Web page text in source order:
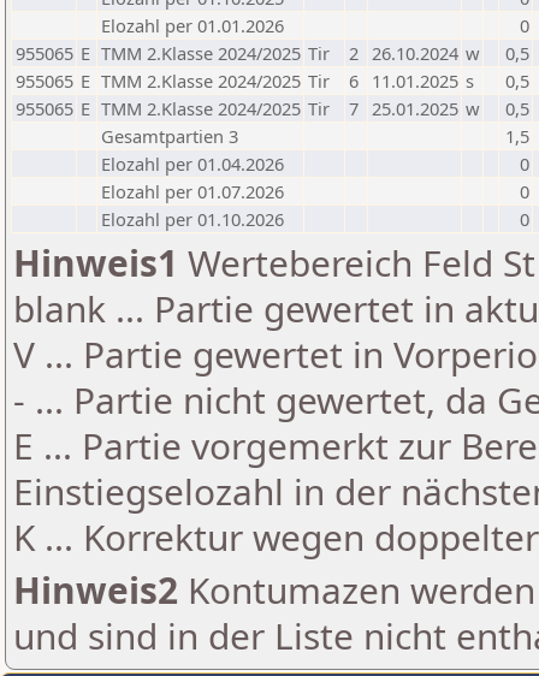
Elozahl per 01.01.2026
0
955065 E TMM 2.Klasse 2024/2025 Tir 2 26.10.2024 w
0,5
955065 E TMM 2.Klasse 2024/2025 Tir 6 11.01.2025 s
0,5
955065 E TMM 2.Klasse 2024/2025 Tir 7 25.01.2025 w
0,5
Gesamtpartien 3
1,5
Elozahl per 01.04.2026
0
Elozahl per 01.07.2026
0
Elozahl per 01.10.2026
0
Hinweis1 Wertebereich Feld
blank ... Partie gewertet in
V ... Partie gewertet in
- ... Partie nicht gewertet, da
E ... Partie vorgemerkt zur
Einstiegselozahl in der
K ... Korrektur wegen
Hinweis2 Kontumazen
und sind in der Liste nicht